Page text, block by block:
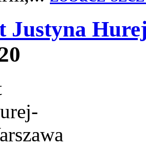
Justyna